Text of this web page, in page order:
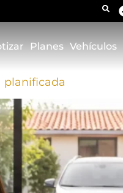
Planes Vehículos
planificada